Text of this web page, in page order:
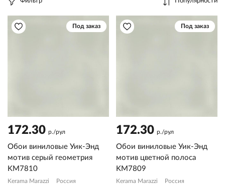
Под заказ
172.30 р./рул
Обои виниловые Уик-Энд
мотив серый геометрия
KM7810
Kerama Marazzi Россия
Под заказ
172.30 р./рул
Обои виниловые Уик-Энд
мотив цветной полоса
KM7809
Kerama Marazzi Россия